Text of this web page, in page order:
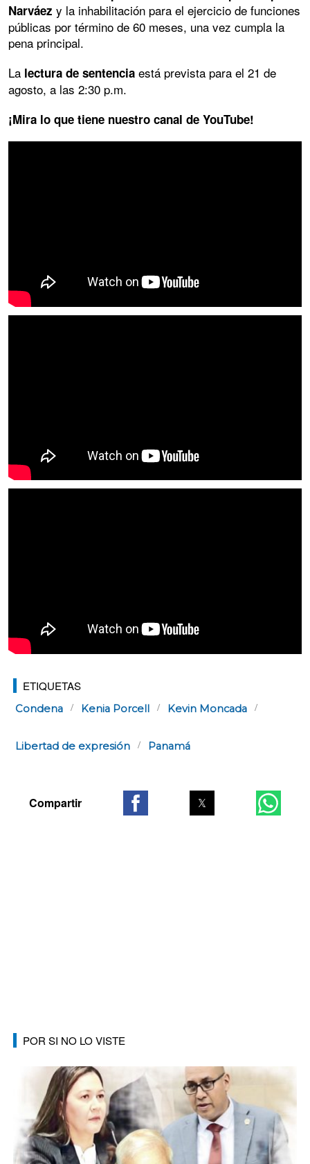
Narváez y la inhabilitación para el ejercicio de funciones
públicas por término de 60 meses, una vez cumpla la
pena principal.
La lectura de sentencia está prevista para el 21 de
agosto, a las 2:30 p.m.
¡Mira lo que tiene nuestro canal de YouTube!
ETIQUETAS
Condena Kenia Porcell Kevin Moncada
Libertad de expresión Panamá
POR SI NO LO VISTE